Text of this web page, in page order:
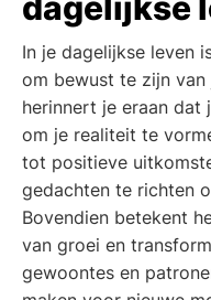
dagelijkse
In je dagelijkse leven
om bewust te zijn
herinnert je eraan dat
om je realiteit te
tot positieve
gedachten te richten
Bovendien betekent
van groei en
gewoontes en